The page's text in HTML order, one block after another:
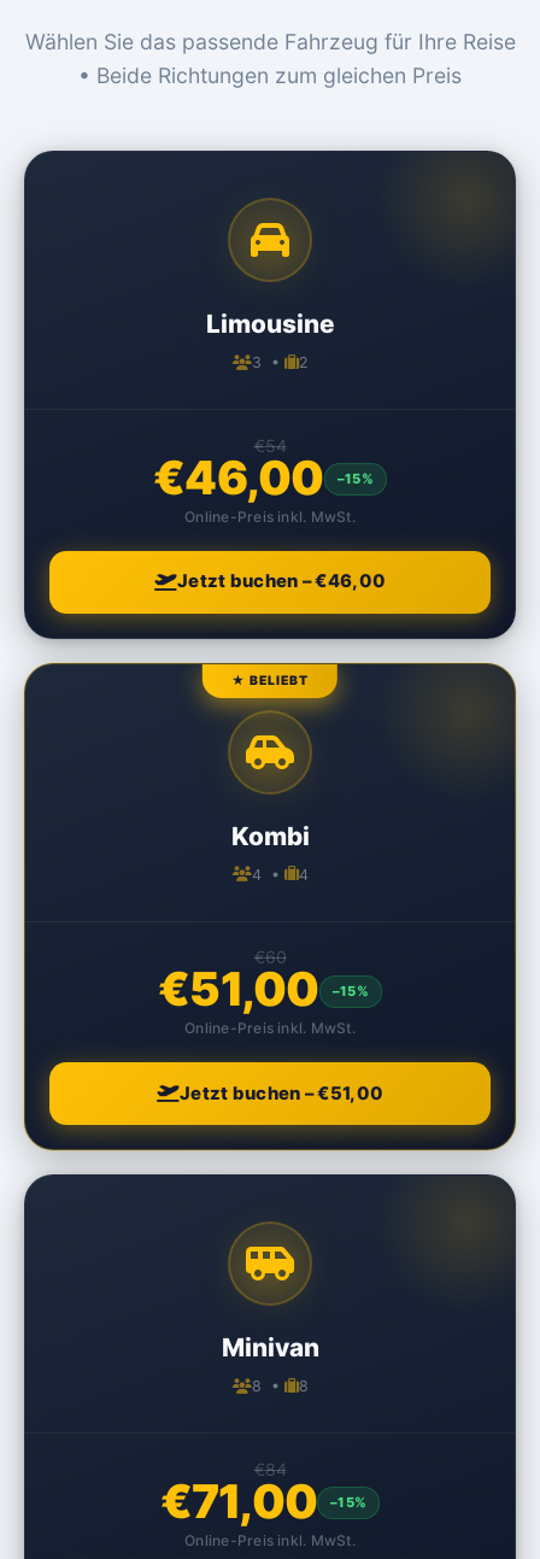
Wählen Sie das passende Fahrzeug für Ihre Reise
• Beide Richtungen zum gleichen Preis
Limousine
3 • 2
€54
€46,00 –15%
Online-Preis inkl. MwSt.
Jetzt buchen – €46,00
★ BELIEBT
Kombi
4 • 4
€60
€51,00 –15%
Online-Preis inkl. MwSt.
Jetzt buchen – €51,00
Minivan
8 • 8
€84
€71,00 –15%
Online-Preis inkl. MwSt.